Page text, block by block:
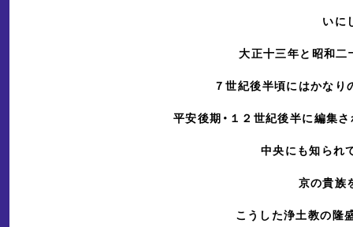
いに
大正十三年と昭和二
７世紀後半頃にはかな
平安後期・１２世紀後半に編集
中央にも知られ
京の貴族
こうした浄土教の隆